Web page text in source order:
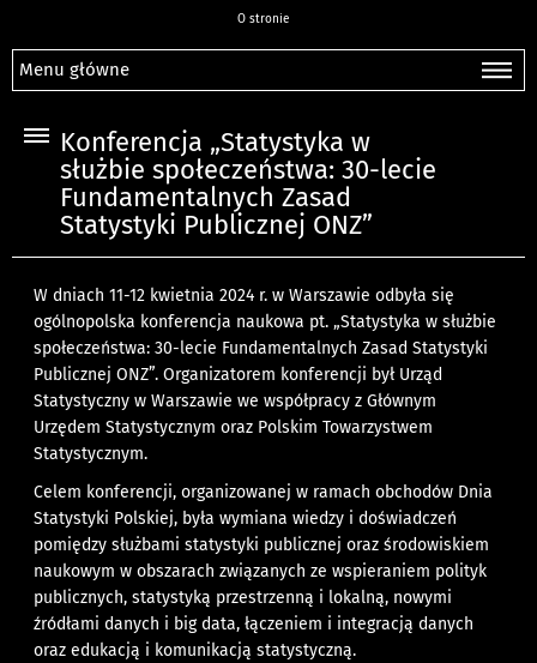
O stronie
Menu główne
Konferencja „Statystyka w
służbie społeczeństwa: 30-lecie
Fundamentalnych Zasad
Statystyki Publicznej ONZ”
W dniach 11-12 kwietnia 2024 r. w Warszawie odbyła się
ogólnopolska konferencja naukowa pt. „Statystyka w służbie
społeczeństwa: 30-lecie Fundamentalnych Zasad Statystyki
Publicznej ONZ”. Organizatorem konferencji był Urząd
Statystyczny w Warszawie we współpracy z Głównym
Urzędem Statystycznym oraz Polskim Towarzystwem
Statystycznym.
Celem konferencji, organizowanej w ramach obchodów Dnia
Statystyki Polskiej, była wymiana wiedzy i doświadczeń
pomiędzy służbami statystyki publicznej oraz środowiskiem
naukowym w obszarach związanych ze wspieraniem polityk
publicznych, statystyką przestrzenną i lokalną, nowymi
źródłami danych i big data, łączeniem i integracją danych
oraz edukacją i komunikacją statystyczną.